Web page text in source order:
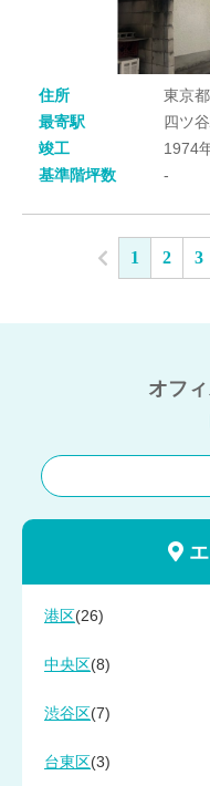
住所
東京
最寄駅
四ツ
竣工
1974
基準階坪数
-
1 2 3
オフ
エ
港区 (26)
中央区 (8)
渋谷区 (7)
台東区 (3)